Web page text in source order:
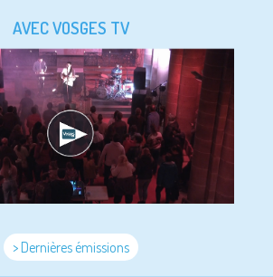
AVEC VOSGES TV
> Dernières émissions